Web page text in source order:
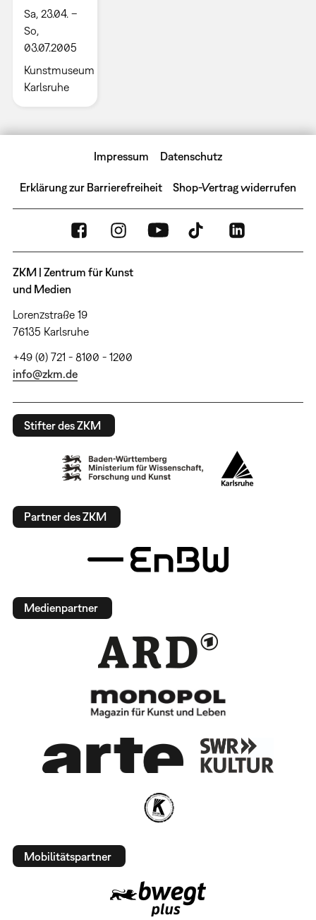
Sa, 23.04. –
So,
03.07.2005
Kunstmuseum
Karlsruhe
Impressum Datenschutz
Erklärung zur Barrierefreiheit Shop-Vertrag widerrufen
ZKM | Zentrum für Kunst
und Medien
Lorenzstraße 19
76135 Karlsruhe
+49 (0) 721 - 8100 - 1200
info@zkm.de
Stifter des ZKM
Partner des ZKM
Medienpartner
Mobilitätspartner